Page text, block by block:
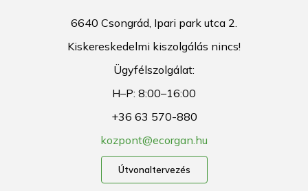
6640 Csongrád, Ipari park utca 2.
Kiskereskedelmi kiszolgálás nincs!
Ügyfélszolgálat:
H–P: 8:00–16:00
+36 63 570-880
kozpont@ecorgan.hu
Útvonaltervezés